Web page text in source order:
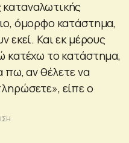
καταναλωτικής
όμορφο κατάστημα,
εκεί. Και εκ μέρους
κατέχω το κατάστημα,
πω, αν θέλετε να
είπε ο